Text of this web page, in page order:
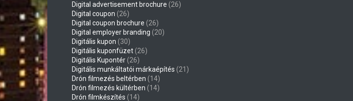
Digital advertisement brochure (26)
Digital coupon (26)
Digital coupon brochure (26)
Digital employer branding (20)
Digitális kupon (30)
Digitális kuponfüzet(26)
Digitális Kupontér(26)
Digitális munkáltatói márkaépítés (21)
Drón filmezés beltérben (14)
Drón filmezés kültérben (14)
Drón filmkészítés (14)